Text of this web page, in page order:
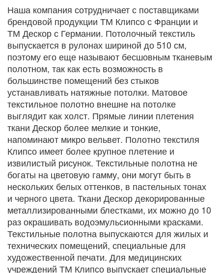
Наша компания сотрудничает с поставщиками
брендовой продукции ТМ Клипсо с Франции и
ТМ Дескор с Германии. Потолочный текстиль
выпускается в рулонах шириной до 510 см,
поэтому его еще называют бесшовным тканевым
полотном, так как есть возможность в
большинстве помещений без стыков
устанавливать натяжные потолки. Матовое
текстильное полотно внешне на потолке
выглядит как холст. Прямые линии плетения
ткани Дескор более мелкие и тонкие,
напоминают микро вельвет. Полотно текстиля
Клипсо имеет более крупное плетение и
извилистый рисунок. Текстильные полотна не
богаты на цветовую гамму, они могут быть в
нескольких белых оттенков, в пастельных тонах
и черного цвета. Ткани Дескор декорированные
металлизированными блестками, их можно до 10
раз окрашивать водоэмульсионными красками.
Текстильные полотна выпускаются для жилых и
технических помещений, специальные для
художественной печати. Для медицинских
учреждений ТМ Клипсо выпускает специальные